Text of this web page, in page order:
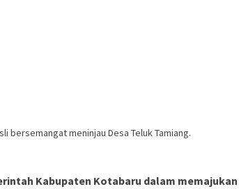
bersemangat meninjau Desa Teluk Tamiang.
Kabupaten Kotabaru dalam